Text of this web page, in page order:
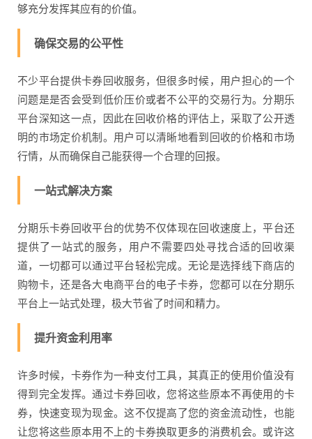
够充分发挥其应有的价值。
确保交易的公平性
不少平台提供卡券回收服务，但很多时候，用户担心的一个
问题是是否会受到低价压价或者不公平的交易行为。分期乐
平台深知这一点，因此在回收价格的评估上，采取了公开透
明的市场定价机制。用户可以清晰地看到回收的价格和市场
行情，从而确保自己能获得一个合理的回报。
一站式解决方案
分期乐卡券回收平台的优势不仅体现在回收速度上，平台还
提供了一站式的服务，用户不需要四处寻找合适的回收渠
道，一切都可以通过平台轻松完成。无论是选择线下商店的
购物卡，还是各大电商平台的电子卡券，您都可以在分期乐
平台上一站式处理，极大节省了时间和精力。
提升资金利用率
许多时候，卡券作为一种支付工具，其真正的使用价值没有
得到完全发挥。通过卡券回收，您将这些原本不再使用的卡
券，快速变现为现金。这不仅提高了您的资金流动性，也能
让您将这些原本用不上的卡券换取更多的消费机会。或许这